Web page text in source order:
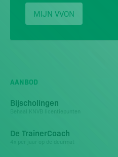
MIJN VVON
AANBOD
Bijscholingen
Behaal KNVB licentiepunten
De TrainerCoach